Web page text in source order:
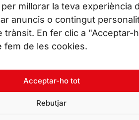
millorar la teva experiència
anuncis o contingut
trànsit. En fer clic a "Acceptar-
fem de les cookies.
Acceptar-ho tot
Rebutjar